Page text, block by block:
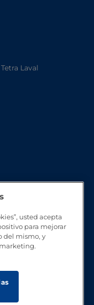
Laval
usted acepta
para mejorar
del mismo, y